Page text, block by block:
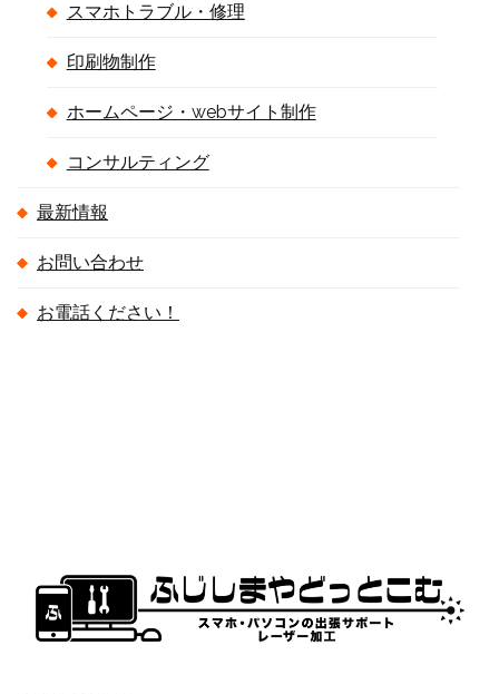
スマホトラブル・修理
印刷物制作
ホームページ・webサイト制作
コンサルティング
最新情報
お問い合わせ
お電話ください！